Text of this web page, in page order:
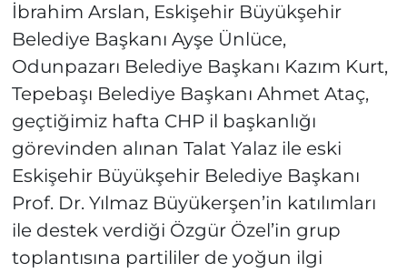
İbrahim Arslan, Eskişehir Büyükşehir
Belediye Başkanı Ayşe Ünlüce,
Odunpazarı Belediye Başkanı Kazım Kurt,
Tepebaşı Belediye Başkanı Ahmet Ataç,
geçtiğimiz hafta CHP il başkanlığı
görevinden alınan Talat Yalaz ile eski
Eskişehir Büyükşehir Belediye Başkanı
Prof. Dr. Yılmaz Büyükerşen’in katılımları
ile destek verdiği Özgür Özel’in grup
toplantısına partililer de yoğun ilgi